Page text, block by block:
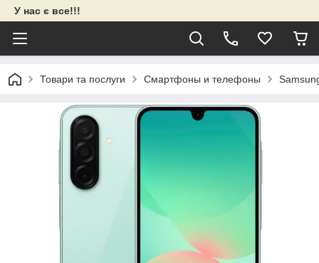
У нас є все!!!
Товари та послуги Смартфоны и телефоны